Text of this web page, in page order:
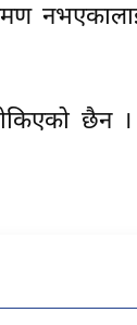
छैन